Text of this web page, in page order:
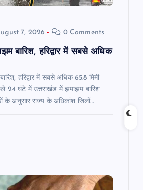
7, 2026 0 Comments
बारिश, हरिद्वार में सबसे अधिक
हरिद्वार में सबसे अधिक 65.8 मिमी
24 घंटे में उत्तराखंड में झमाझम बारिश
के अनुसार राज्य के अधिकांश जिलों…